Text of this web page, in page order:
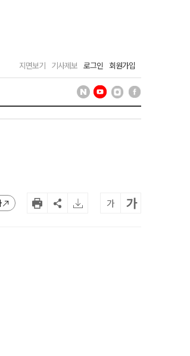
지면보기 기사제보 로그인 회원가입
가 가